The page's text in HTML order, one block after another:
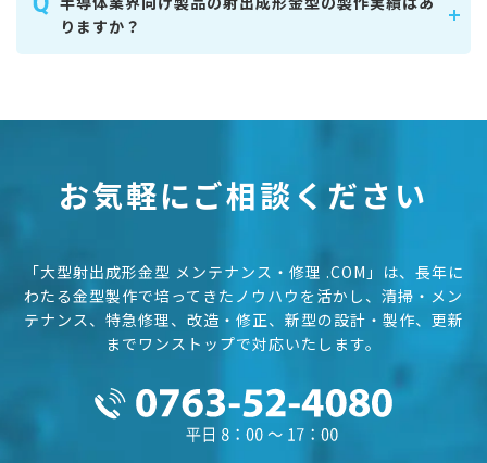
りますか？
お気軽にご相談ください
「大型射出成形金型 メンテナンス・修理 .COM」は、長年に
わたる金型製作で培ってきたノウハウを活かし、 清掃・メン
テナンス、特急修理、改造・修正、新型の設計・製作、更新
までワンストップで対応いたします。